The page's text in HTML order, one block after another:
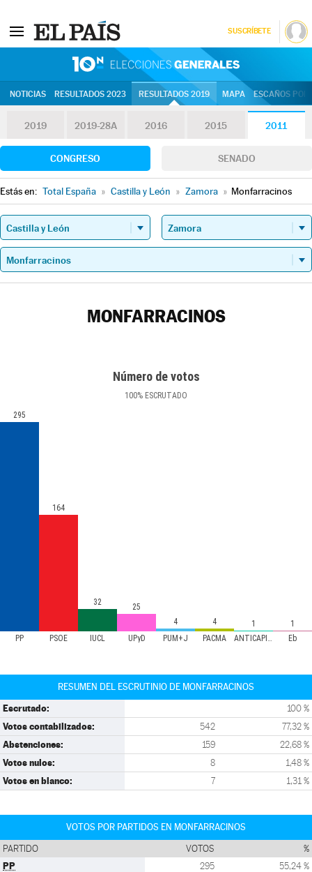
SUSCRÍBETE
NOTICIAS RESULTADOS 2023 RESULTADOS 2019 MAPA ESCAÑOS
2019 2019-28A 2016 2015 2011
CONGRESO SENADO
Estás en: Total España » Castilla y León » Zamora » Monfarracinos
MONFARRACINOS
Número de votos
100% ESCRUTADO
PP PSOE IUCL UPyD PUM+J PACMA ANTICAPITALISTAS Eb
295
164
32
25
4
4 1 1
RESUMEN DEL ESCRUTINIO DE MONFARRACINOS
Escrutado: 100 %
Votos contabilizados: 542 77,32 %
Abstenciones: 159 22,68 %
Votos nulos: 8 1,48 %
Votos en blanco: 7 1,31 %
VOTOS POR PARTIDOS EN MONFARRACINOS
PARTIDO VOTOS %
PP 295 55,24 %